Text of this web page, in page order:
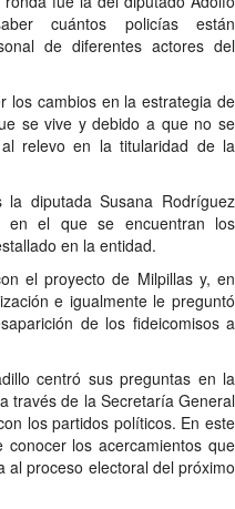
cuántos policías están
de diferentes actores del
los cambios en la estrategia de
se vive y debido a que no se
relevo en la titularidad de la
diputada Susana Rodríguez
en el que se encuentran los
en la entidad.
el proyecto de Milpillas y, en
e igualmente le preguntó
de los fideicomisos a
centró sus preguntas en la
través de la Secretaría General
los partidos políticos. En este
los acercamientos que
al proceso electoral del próximo